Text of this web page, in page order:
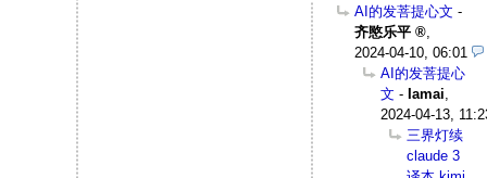
AI的发菩提心文 -
齐愍乐平
2024-04-10, 06:01
AI的发菩提心
文 - Iamai
2024-04-13,
三界灯续
claude 3